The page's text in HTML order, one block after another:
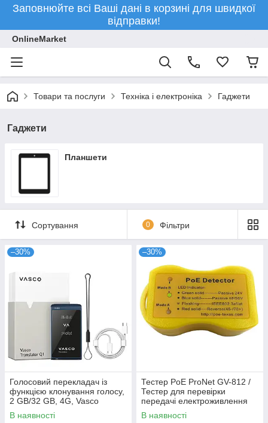
Заповнюйте всі Ваші дані в корзині для швидкої
відправки!
OnlineMarket
Товари та послуги Техніка і електроніка Гаджети
Гаджети
Планшети
Сортування 0 Фільтри
–30%
Голосовий перекладач із
функцією клонування голосу,
2 GB/32 GB, 4G, Vasco
Translator Q1 / Портативний
перекладач автоматичний
В наявності
–30%
Тестер PoE ProNet GV-812 /
Тестер для перевірки
передачі електроживлення
кабелем Ethernet
В наявності